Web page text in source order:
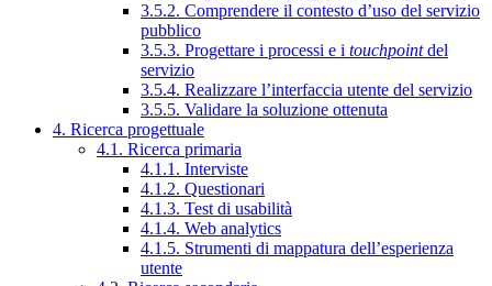
3.5.2. Comprendere il contesto d’uso del servizio
pubblico
3.5.3. Progettare i processi e i touchpointdel
servizio
3.5.4. Realizzare l’interfaccia utente del servizio
3.5.5. Validare la soluzione ottenuta
4. Ricerca progettuale
4.1. Ricerca primaria
4.1.1. Interviste
4.1.2. Questionari
4.1.3. Test di usabilità
4.1.4. Web analytics
4.1.5. Strumenti di mappatura dell’esperienza
utente